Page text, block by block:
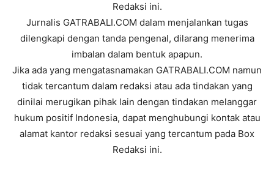
Redaksi ini.
Jurnalis GATRABALI.COM dalam menjalankan tugas
dilengkapi dengan tanda pengenal, dilarang menerima
imbalan dalam bentuk apapun.
Jika ada yang mengatasnamakan GATRABALI.COM namun
tidak tercantum dalam redaksi atau ada tindakan yang
dinilai merugikan pihak lain dengan tindakan melanggar
hukum positif Indonesia, dapat menghubungi kontak atau
alamat kantor redaksi sesuai yang tercantum pada Box
Redaksi ini.